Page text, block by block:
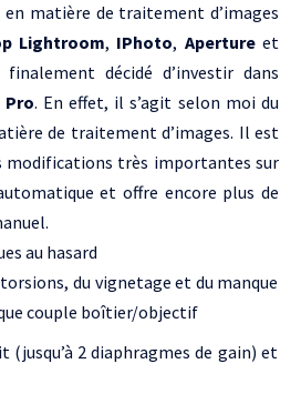
matière de traitement d’images
Lightroom, IPhoto, Apertureet
finalement décidé d’investir dans
Pro. En effet, il s’agit selon moi du
de traitement d’images. Il est
modifications très importantes sur
et offre encore plus de
au hasard
du vignetage et du manque
couple boîtier/objectif
2 diaphragmes de gain) et